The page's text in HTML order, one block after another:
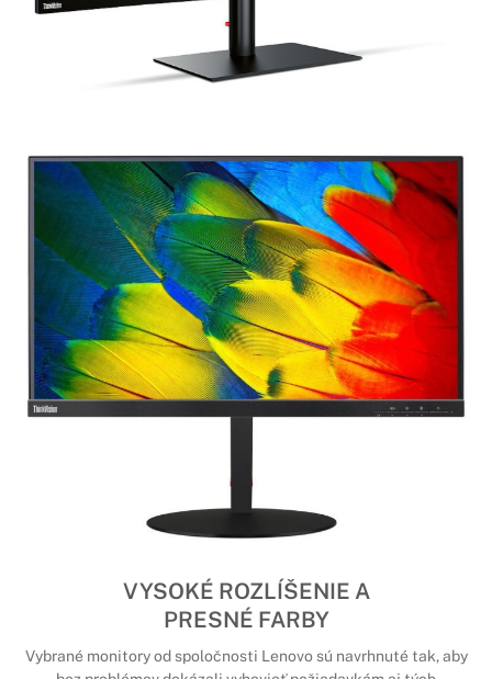
VYSOKÉ ROZLÍŠENIE A
PRESNÉ FARBY
Vybrané monitory od spoločnosti Lenovo sú navrhnuté tak, aby